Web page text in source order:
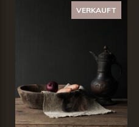
VERKAUFT